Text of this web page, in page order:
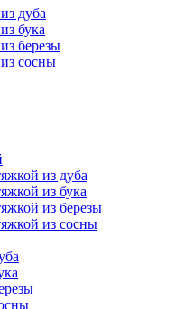
дуба
бука
березы
сосны
из дуба
из бука
из березы
из сосны